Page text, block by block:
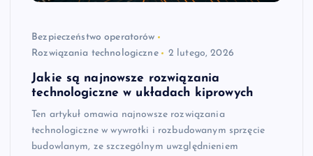
Bezpieczeństwo operatorów
Rozwiązania technologiczne
2 lutego, 2026
Jakie są najnowsze rozwiązania
technologiczne w układach kiprowych
Ten artykuł omawia najnowsze rozwiązania
technologiczne w wywrotki i rozbudowanym sprzęcie
budowlanym, ze szczególnym uwzględnieniem